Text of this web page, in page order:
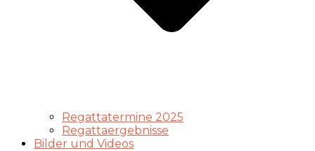
Regattatermine 2025
Regattaergebnisse
Bilder und Videos